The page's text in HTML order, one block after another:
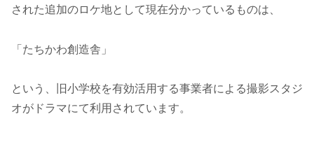
された追加のロケ地として現在分かっているものは、
「たちかわ創造舎」
という、旧小学校を有効活用する事業者による撮影スタジ
オがドラマにて利用されています。